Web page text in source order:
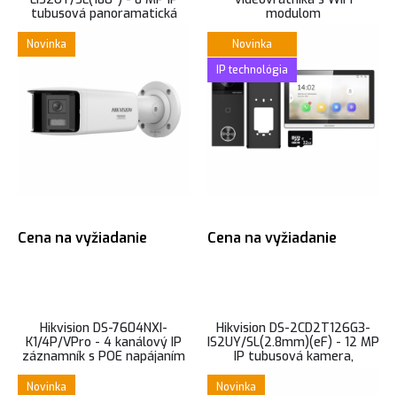
tubusová panoramatická
kamera, AcuSense, ColorVu s
hybridným prísvitom
Novinka
Cena na vyžiadanie
modulom
Novinka
IP technológia
Cena na vyžiadanie
Hikvision DS-7604NXI-
K1/4P/VPro - 4 kanálový IP
záznamník s POE napájaním
pre 4 kamery, AcuSeek
Novinka
Hikvision DS-2CD2T126G3-
IS2UY/SL(2.8mm)(eF) - 12 MP
IP tubusová kamera,
mikrofón/reproduktor,
Novinka